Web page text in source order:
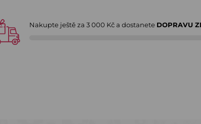
Nakupte ještě za 3 000 Kča dostanete DOPRAVU